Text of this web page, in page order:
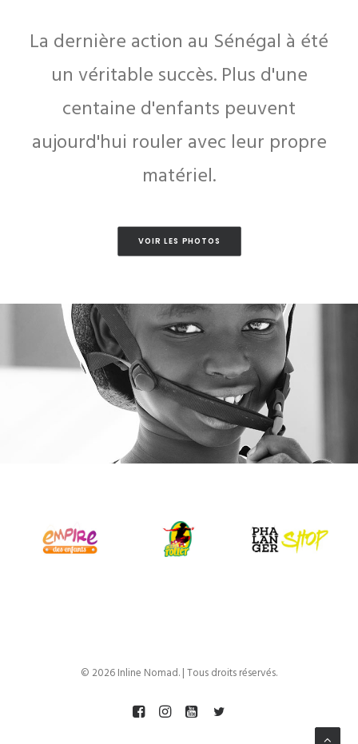
La dernière action au Sénégal à été
un véritable succès. Plus d'une
centaine d'enfants peuvent
aujourd'hui rouler avec leur propre
matériel.
VOIR LES PHOTOS
© 2026 Inline Nomad. | Tous droits réservés.